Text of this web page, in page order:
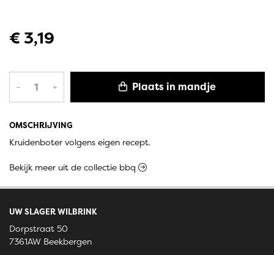
OMSCHRIJVING
Kruidenboter volgens eigen recept.
€ 3,19
– + Plaats in mandje
Bekijk meer uit de collectie bbq
UW SLAGER WILBRINK
Dorpstraat 50
7361AW Beekbergen